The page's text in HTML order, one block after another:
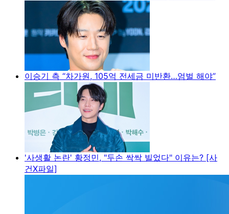
이승기 측 “차가원, 105억 전세금 미반환…엄벌 해야”
'사생활 논란' 황정민, "두손 싹싹 빌었다" 이유는? [사
건X파일]